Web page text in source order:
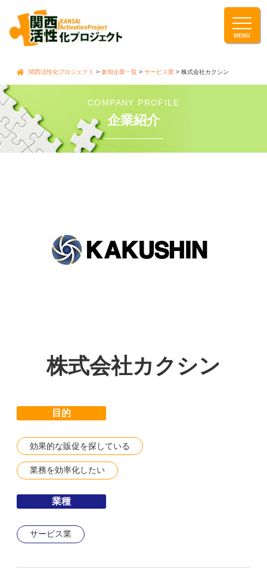
関西活性化プロジェクト > 参加企業一覧 > サービス業 > 株式会社カクシン
COMPANY PROFILE
企業紹介
株式会社カクシン
目的
効果的な販促を探している
業務を効率化したい
業種
サービス業